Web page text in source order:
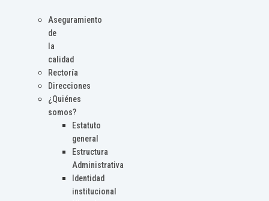
Aseguramiento
de
la
calidad
Rectoría
Direcciones
¿Quiénes
somos?
Estatuto
general
Estructura
Administrativa
Identidad
institucional